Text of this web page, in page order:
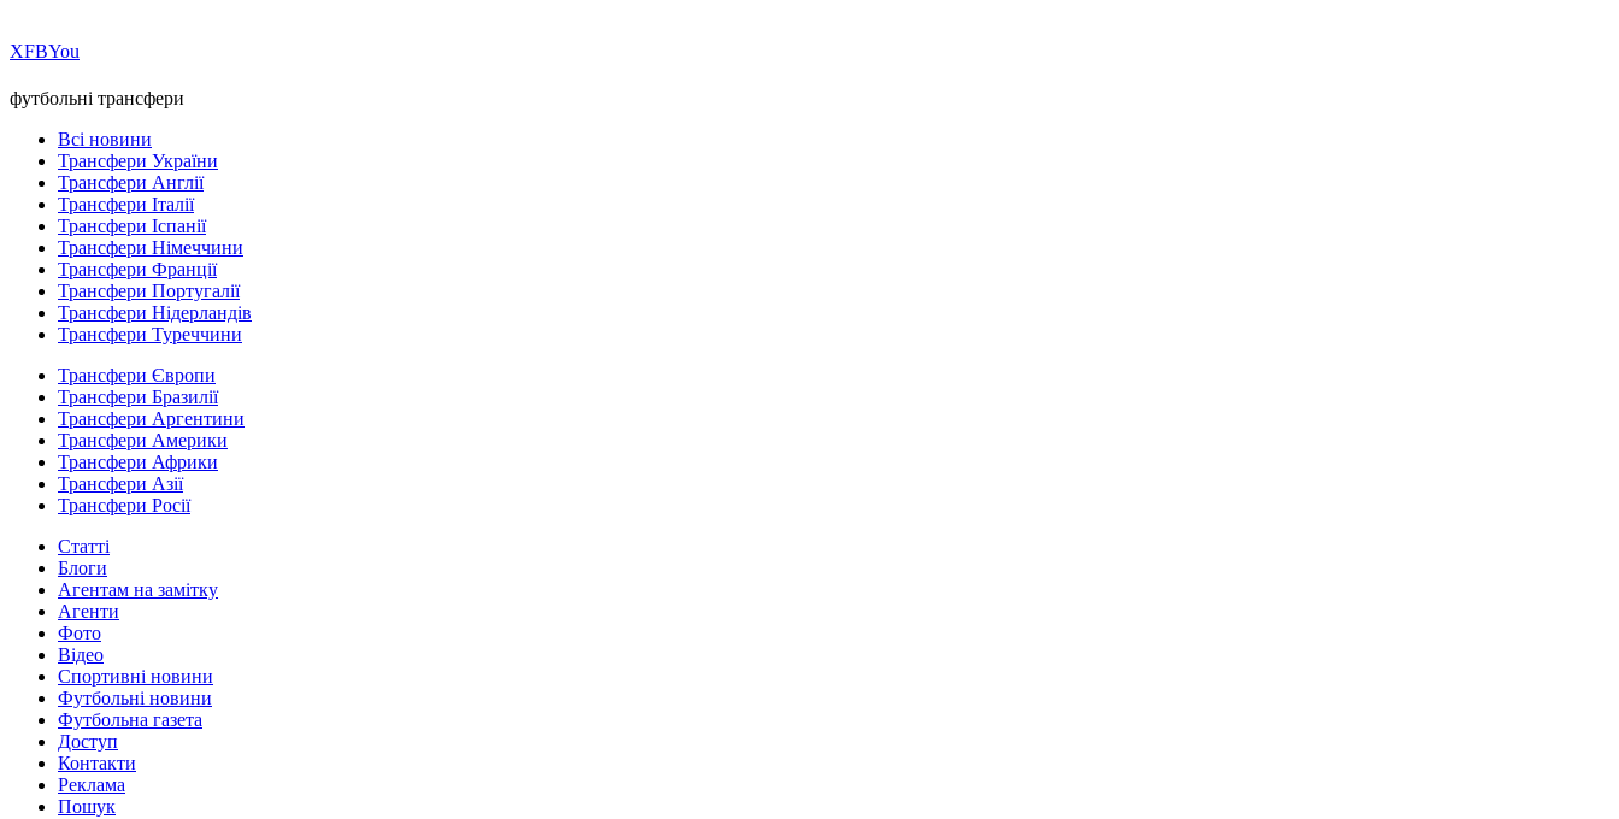
ХFBYou
футбольні трансфери
Всі новини
Трансфери України
Трансфери Англії
Трансфери Італії
Трансфери Іспанії
Трансфери Німеччини
Трансфери Франції
Трансфери Португалії
Трансфери Нідерландів
Трансфери Туреччини
Трансфери Європи
Трансфери Бразилії
Трансфери Аргентини
Трансфери Америки
Трансфери Африки
Трансфери Азії
Трансфери Росії
Статті
Блоги
Агентам на замітку
Агенти
Фото
Відео
Спортивні новини
Футбольні новини
Футбольна газета
Доступ
Контакти
Реклама
Пошук